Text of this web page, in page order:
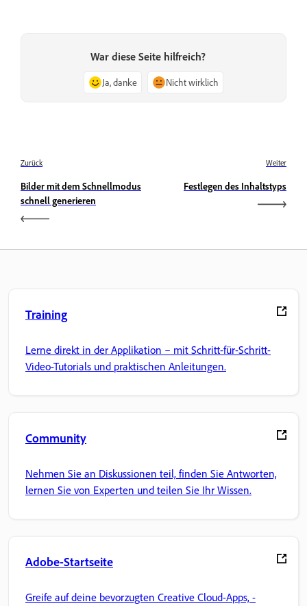
War diese Seite hilfreich?
Ja, danke Nicht wirklich
Zurück
Bilder mit dem Schnellmodus
schnell generieren
Weiter
Festlegen des Inhaltstyps
Training
Lerne direkt in der Applikation – mit Schritt-für-Schritt-
Video-Tutorials und praktischen Anleitungen.
Community
Nehmen Sie an Diskussionen teil, finden Sie Antworten,
lernen Sie von Experten und teilen Sie Ihr Wissen.
Adobe-Startseite
Greife auf deine bevorzugten Creative Cloud-Apps, -